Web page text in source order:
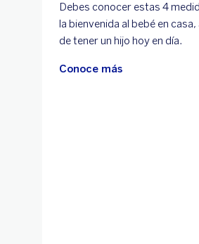
Debes conocer estas 4
la bienvenida al bebé en
de tener un hijo hoy en día.
Conoce más